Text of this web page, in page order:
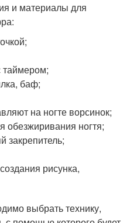
и материалы для
баф;
на ногте ворсинок;
обезжиривания ногтя;
закрепитель;
рисунка,
выбрать технику,